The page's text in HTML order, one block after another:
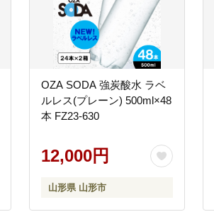
OZA SODA 強炭酸水 ラベ
ルレス(プレーン) 500ml×48
本 FZ23-630
12,000円
山形県 山形市